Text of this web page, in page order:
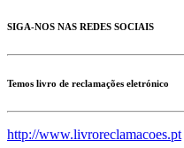
SIGA-NOS NAS REDES SOCIAIS
Temos livro de reclamações eletrónico
http://www.livroreclamacoes.pt